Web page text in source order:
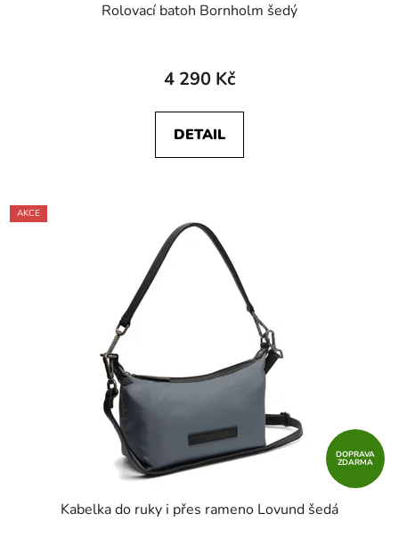
Rolovací batoh Bornholm šedý
4 290 Kč
DETAIL
AKCE
DOPRAVA
ZDARMA
Kabelka do ruky i přes rameno Lovund šedá